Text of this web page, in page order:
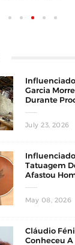
Garcia
Durante
July 23, 2026
Tatuagem
Afastou
May 08, 2026
Cláudio
Conheceu A